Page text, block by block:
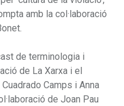
amb la col·laboració
de terminologia i
de La Xarxa i el
Camps i Anna
de Joan Pau